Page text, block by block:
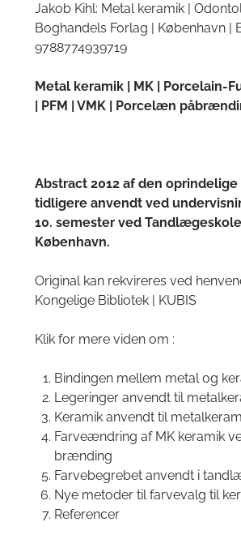
Jakob Kihl: Metal keramik |
Boghandels Forlag | København |
9788774939719
Metal keramik | MK | Porcelain-
| PFM | VMK | Porcelæn
Abstract 2012 af den
tidligere anvendt ved
10. semester ved
København.
Original kan rekvireres ved
Kongelige Bibliotek | KUBIS
Klik for mere viden om :
Bindingen mellem metal og
Legeringer anvendt til
Keramik anvendt til
Farveændring af MK keramik
brænding
Farvebegrebet anvendt i
Nye metoder til farvevalg til
Referencer